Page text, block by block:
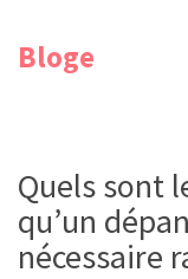
Bloge
Quels sont
qu’un
nécessaire